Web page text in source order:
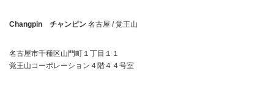
Changpin チャンピン 名古屋 / 覚王山
名古屋市千種区山門町１丁目１１
覚王山コーポレーション４階４４号室